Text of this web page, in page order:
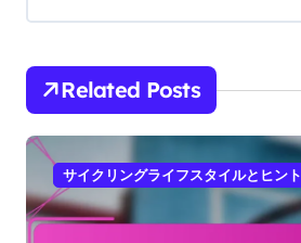
Related Posts
サイクリングライフスタイルとヒント